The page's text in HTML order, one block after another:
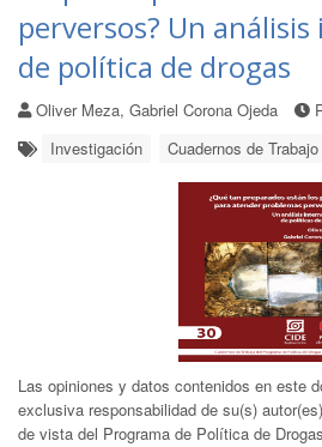
perversos? Un
de política de drogas
Oliver Meza, Gabriel Corona Ojeda
Investigación
Cuadernos de Trabajo
Las opiniones y datos contenidos en este
exclusiva responsabilidad de su(s)
de vista del Programa de Política de